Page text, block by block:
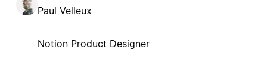
Paul Velleux
Notion Product Designer